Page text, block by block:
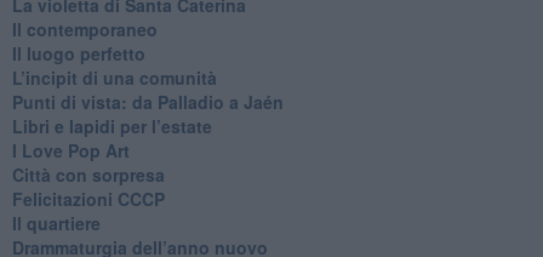
​Il contemporaneo
​Il luogo perfetto
​L’incipit di una comunità
Punti di vista: da Palladio a Jaén
​Libri e lapidi per l’estate
​I Love Pop Art
Città con sorpresa
Felicitazioni CCCP
​Il quartiere
​Drammaturgia dell’anno nuovo